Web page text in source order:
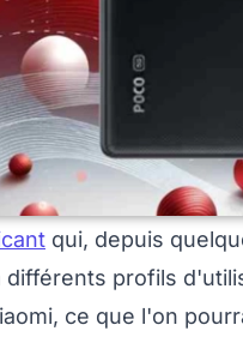
qui, depuis
différents profils
ce que l'on